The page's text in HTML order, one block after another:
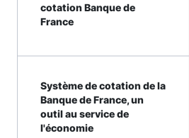
cotation Banque de
France
Système de cotation de la
Banque de France, un
outil au service de
l'économie